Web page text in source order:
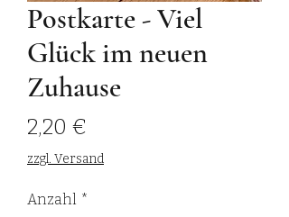
Postkarte - Viel
Glück im neuen
Zuhause
2,20 €
zzgl. Versand
Anzahl *